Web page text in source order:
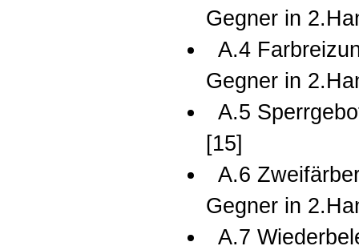
Gegner in
A.4
Gegner in
A.5
[15]
A.6
Gegner in
A.7